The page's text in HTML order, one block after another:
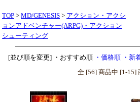
TOP > MD/GENESIS > アクション・アクシ
ョンアドベンチャー(ARPG)・アクション
シューティング
[並び順を変更] ・おすすめ順 ・価格順 ・新
全 [56] 商品中 [1-15]